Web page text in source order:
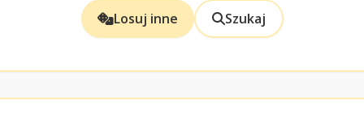
Losuj inne Szukaj